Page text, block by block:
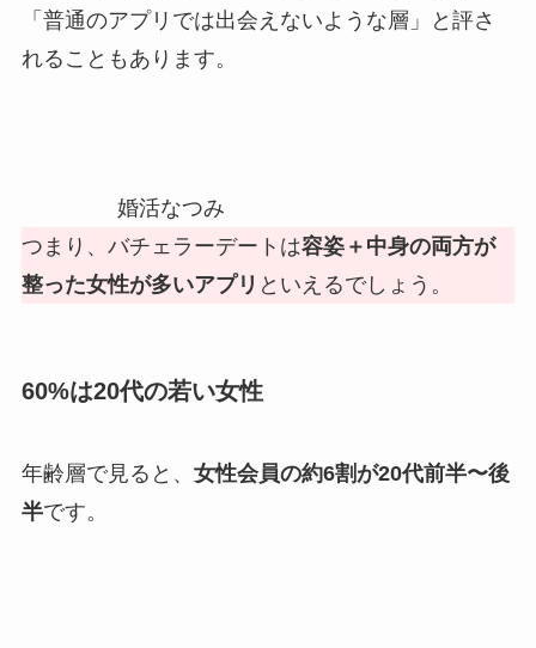
「普通のアプリでは出会えないような層」と評さ
れることもあります。
婚活なつみ
つまり、バチェラーデートは容姿＋中身の両方が
整った女性が多いアプリ といえるでしょう。
60%は20代の若い女性
年齢層で見ると、 女性会員の約6割が20代前半〜後
半です。